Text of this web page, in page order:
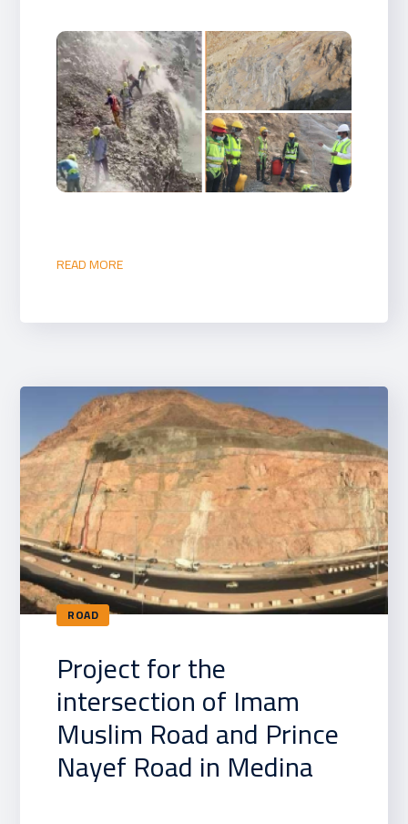
READ MORE
ROAD
Project for the
intersection of Imam
Muslim Road and Prince
Nayef Road in Medina